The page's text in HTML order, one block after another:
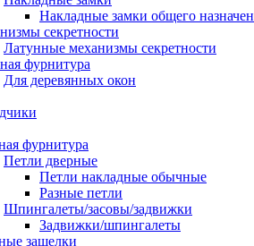
Накладные замки общего
секретности
Латунные механизмы секретности
фурнитура
Для деревянных окон
фурнитура
Петли дверные
Петли накладные обычные
Разные петли
Шпингалеты/засовы/задвижки
Задвижки/шпингалеты
защелки